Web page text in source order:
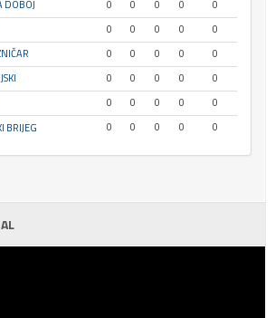
DOBOJ 0 0 0 0
0
0 0 0 0
0
0 0 0 0
0
0 0 0 0
0
0 0 0 0
0
BRIJEG 0 0 0 0 0